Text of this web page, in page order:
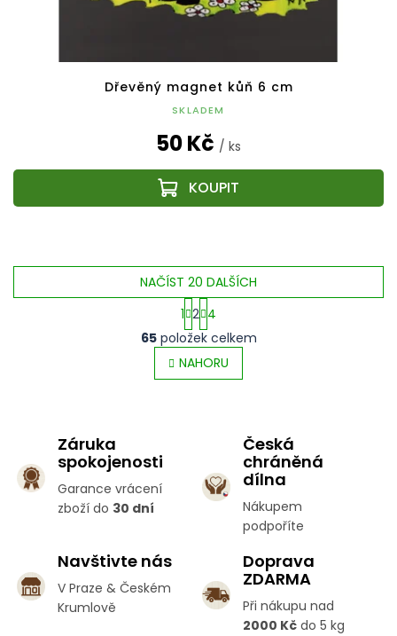
Dřevěný magnet kůň 6 cm
SKLADEM
50 Kč / ks
O
v
l
á
r
v
p
NAČÍST 20 DALŠÍCH
S
t
r
á
n
1 2 4
65položek celkem
NAHORU
Záruka
spokojenosti
Garance vrácení
zboží do 30 dní
Česká
chráněná
dílna
Nákupem
podpoříte
Navštivte nás
V Praze & Českém
Krumlově
Doprava
ZDARMA
Při nákupu nad
2000 Kč do 5 kg